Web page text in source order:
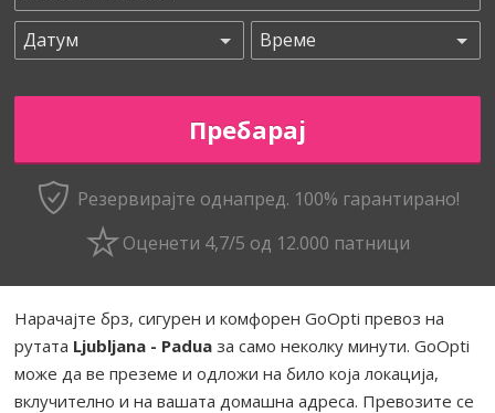
Резервирајте однапред. 100% гарантирано!
Оценети 4,7/5 од 12.000 патници
Нарачајте брз, сигурен и комфорен GoOpti превоз на
рутата Ljubljana - Padua за само неколку минути. GoOpti
може да ве преземе и одложи на било која локација,
вклучително и на вашата домашна адреса. Превозите се